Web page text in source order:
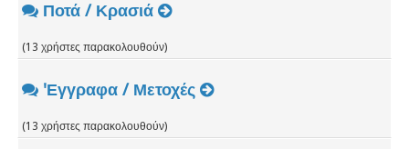
Ποτά / Κρασιά
(13 χρήστες παρακολουθούν)
'Εγγραφα / Μετοχές
(13 χρήστες παρακολουθούν)